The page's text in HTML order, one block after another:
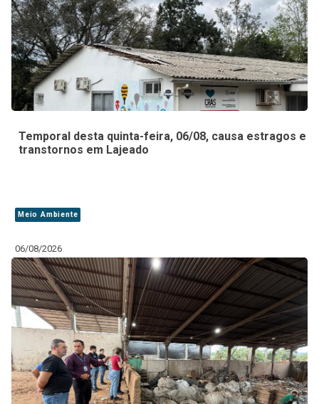
Temporal desta quinta-feira, 06/08, causa estragos e
transtornos em Lajeado
Meio Ambiente
06/08/2026